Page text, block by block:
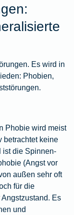
Es wird in
Phobien,
Phobie wird meist
betrachtet keine
ist die Spinnen-
(Angst vor
außen sehr oft
für die
Es
und